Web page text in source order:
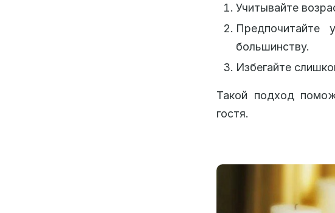
Учитывайте
Предпочитайте
большинству.
Избегайте
Такой подход
гостя.